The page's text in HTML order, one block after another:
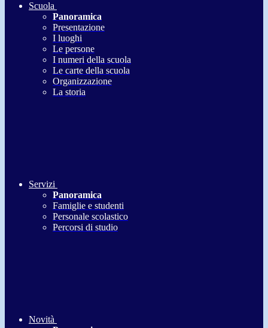
Scuola
Panoramica
Presentazione
I luoghi
Le persone
I numeri della scuola
Le carte della scuola
Organizzazione
La storia
Servizi
Panoramica
Famiglie e studenti
Personale scolastico
Percorsi di studio
Novità